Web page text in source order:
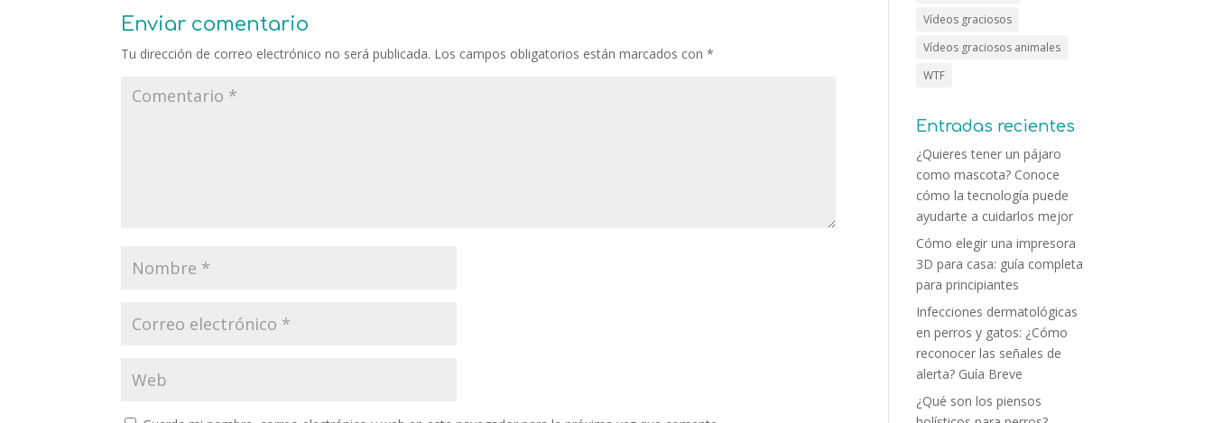
Enviar comentario
Tu dirección de correo electrónico no será publicada. Los campos obligatorios están marcados con*
Vídeos graciosos
Vídeos graciosos animales
WTF
Entradas recientes
¿Quieres tener un pájaro
como mascota? Conoce
cómo la tecnología puede
ayudarte a cuidarlos mejor
Cómo elegir una impresora
3D para casa: guía completa
para principiantes
Infecciones dermatológicas
en perros y gatos: ¿Cómo
reconocer las señales de
alerta? Guía Breve
¿Qué son los piensos